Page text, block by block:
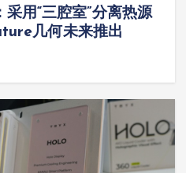
用“三腔室”分离热源
几何未来推出